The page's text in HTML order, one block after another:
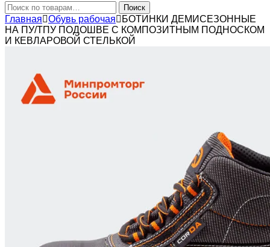
Искать:
Поиск
Главная Обувь рабочая
БОТИНКИ ДЕМИСЕЗОННЫЕ
НА ПУ/ТПУ ПОДОШВЕ С КОМПОЗИТНЫМ ПОДНОСКОМ
И КЕВЛАРОВОЙ СТЕЛЬКОЙ